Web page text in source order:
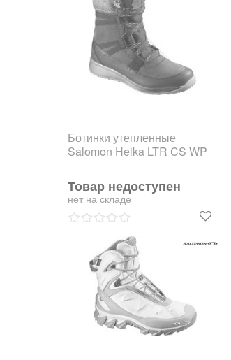
Ботинки утепленные
Salomon Heika LTR CS WP
Товар недоступен
нет на складе